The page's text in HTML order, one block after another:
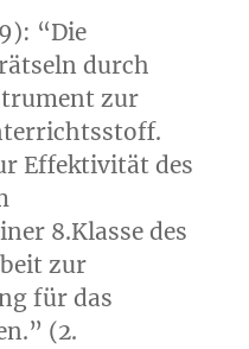
“Die
durch
zur
Effektivität des
8.Klasse des
zur
für das
(2.